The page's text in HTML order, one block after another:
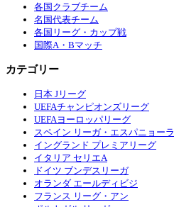
各国クラブチーム
名国代表チーム
各国リーグ・カップ戦
国際A・Bマッチ
カテゴリー
日本 Jリーグ
UEFAチャンピオンズリーグ
UEFAヨーロッパリーグ
スペイン リーガ・エスパニョーラ
イングランド プレミアリーグ
イタリア セリエA
ドイツ ブンデスリーガ
オランダ エールディビジ
フランス リーグ・アン